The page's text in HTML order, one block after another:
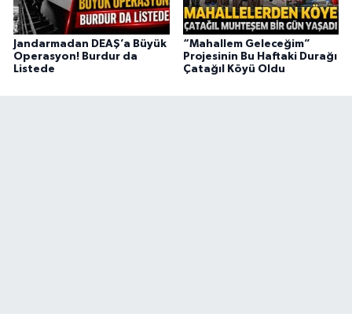
Jandarmadan DEAŞ’a Büyük
Operasyon! Burdur da
Listede
“Mahallem Geleceğim”
Projesinin Bu Haftaki Durağı
Çatağıl Köyü Oldu